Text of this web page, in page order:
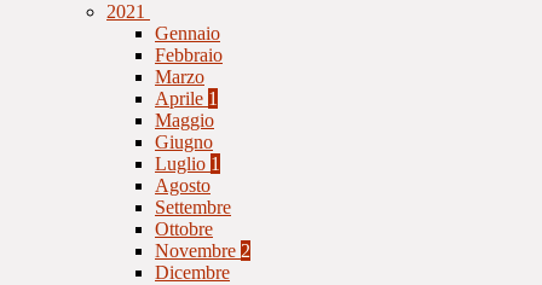
2021
Gennaio
Febbraio
Marzo
Aprile 1
Maggio
Giugno
Luglio 1
Agosto
Settembre
Ottobre
Novembre 2
Dicembre